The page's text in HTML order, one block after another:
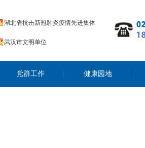
湖北省抗击新冠肺炎疫情先进集体
武汉市文明单位
党群工作 健康园地